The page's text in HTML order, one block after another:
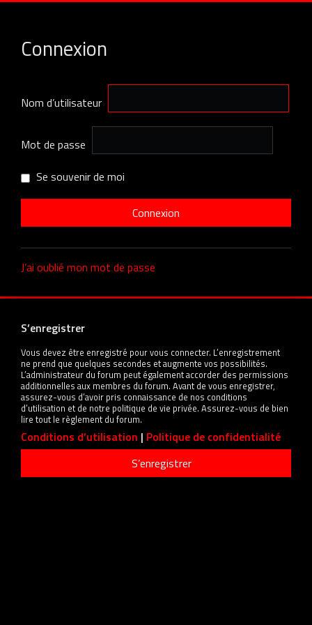
Connexion
Nom d’utilisateur
Mot de passe
Se souvenir de moi
J’ai oublié mon mot de passe
S’enregistrer
Vous devez être enregistré pour vous connecter. L’enregistrement
ne prend que quelques secondes et augmente vos possibilités.
L’administrateur du forum peut également accorder des permissions
additionnelles aux membres du forum. Avant de vous enregistrer,
assurez-vous d’avoir pris connaissance de nos conditions
d’utilisation et de notre politique de vie privée. Assurez-vous de bien
lire tout le règlement du forum.
Conditions d’utilisation | Politique de confidentialité
S’enregistrer